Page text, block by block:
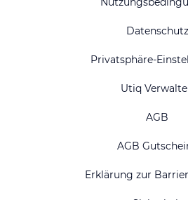
Datenschutz
Privatsphäre-
Utiq
AGB
AGB
Erklärung zur